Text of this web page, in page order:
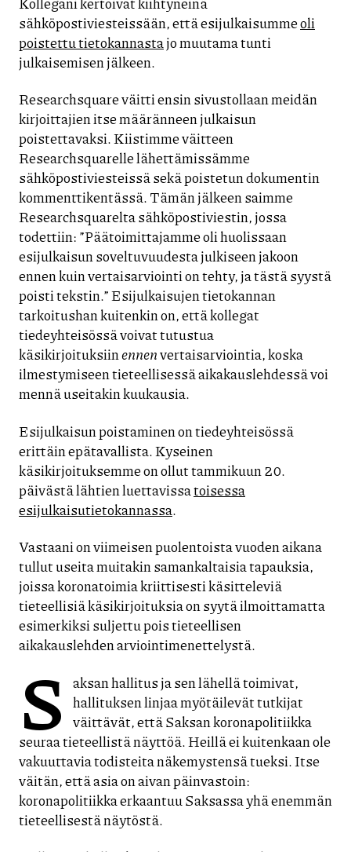
sähköpostiviesteissään, että esijulkaisummeoli
poistettu tietokannastajo muutama tunti
julkaisemisen jälkeen.
Researchsquare väitti ensin sivustollaan meidän
kirjoittajien itse määränneen julkaisun
poistettavaksi. Kiistimme väitteen
Researchsquarelle lähettämissämme
sähköpostiviesteissä sekä poistetun dokumentin
kommenttikentässä. Tämän jälkeen saimme
Researchsquarelta sähköpostiviestin, jossa
todettiin: ”Päätoimittajamme oli huolissaan
esijulkaisun soveltuvuudesta julkiseen jakoon
ennen kuin vertaisarviointi on tehty, ja tästä syystä
poisti tekstin.” Esijulkaisujen tietokannan
tarkoitushan kuitenkin on, että kollegat
tiedeyhteisössä voivat tutustua
käsikirjoituksiinennenvertaisarviointia, koska
ilmestymiseen tieteellisessä aikakauslehdessä voi
mennä useitakin kuukausia.
Esijulkaisun poistaminen on tiedeyhteisössä
erittäin epätavallista. Kyseinen
käsikirjoituksemme on ollut tammikuun 20.
päivästä lähtien luettavissatoisessa
esijulkaisutietokannassa.
Vastaani on viimeisen puolentoista vuoden aikana
tullut useita muitakin samankaltaisia tapauksia,
joissa koronatoimia kriittisesti käsitteleviä
tieteellisiä käsikirjoituksia on syytä ilmoittamatta
esimerkiksi suljettu pois tieteellisen
aikakauslehden arviointimenettelystä.
S aksan hallitus ja sen lähellä toimivat,
hallituksen linjaa myötäilevät tutkijat
väittävät, että Saksan koronapolitiikka
seuraa tieteellistä näyttöä. Heillä ei kuitenkaan ole
vakuuttavia todisteita näkemystensä tueksi. Itse
väitän, että asia on aivan päinvastoin:
koronapolitiikka erkaantuu Saksassa yhä enemmän
tieteellisestä näytöstä.